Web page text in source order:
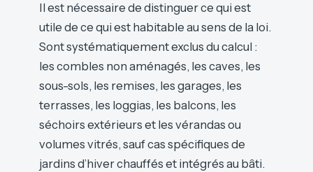
Il est nécessaire de distinguer ce qui est
utile de ce qui est habitable au sens de la loi.
Sont systématiquement exclus du calcul :
les combles non aménagés, les caves, les
sous-sols, les remises, les garages, les
terrasses, les loggias, les balcons, les
séchoirs extérieurs et les vérandas ou
volumes vitrés, sauf cas spécifiques de
jardins d’hiver chauffés et intégrés au bâti.